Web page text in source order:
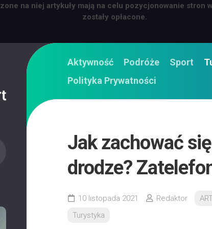
na niej artykuły mają na celu pozycjonowanie
zostały opłacone.
Aktywność Podróże Sport
Polityka Prywatności
Jak zachować
drodze?
10 listopada 2021 Redaktor
Turystyka